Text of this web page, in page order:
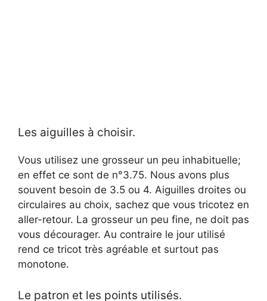
Les aiguilles à choisir.
Vous utilisez une grosseur un peu inhabituelle;
en effet ce sont de n°3.75. Nous avons plus
souvent besoin de 3.5 ou 4. Aiguilles droites ou
circulaires au choix, sachez que vous tricotez en
aller-retour. La grosseur un peu fine, ne doit pas
vous décourager. Au contraire le jour utilisé
rend ce tricot très agréable et surtout pas
monotone.
Le patron et les points utilisés.